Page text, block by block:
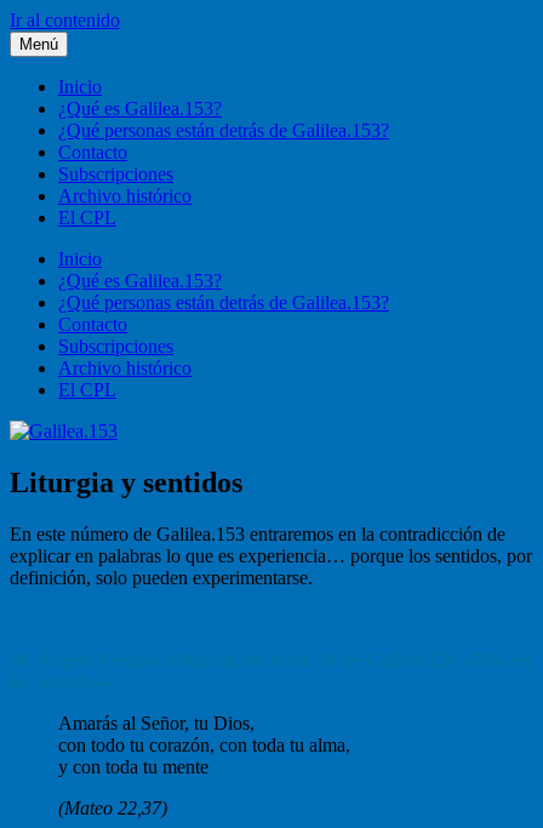
Ir al contenido
Galilea.153
Liturgia, pastoral, vida cristiana
Menú
Inicio
¿Qué es Galilea.153?
¿Qué personas están detrás de Galilea.153?
Contacto
Subscripciones
Archivo histórico
El CPL
Inicio
¿Qué es Galilea.153?
¿Qué personas están detrás de Galilea.153?
Contacto
Subscripciones
Archivo histórico
El CPL
Liturgia y sentidos
En este número de Galilea.153 entraremos en la contradicción de
explicar en palabras lo que es experiencia… porque los sentidos, por
definición, solo pueden experimentarse.
Amarás al Señor, tu Dios,
con todo tu corazón, con toda tu alma,
y con toda tu mente
(Mateo 22,37)